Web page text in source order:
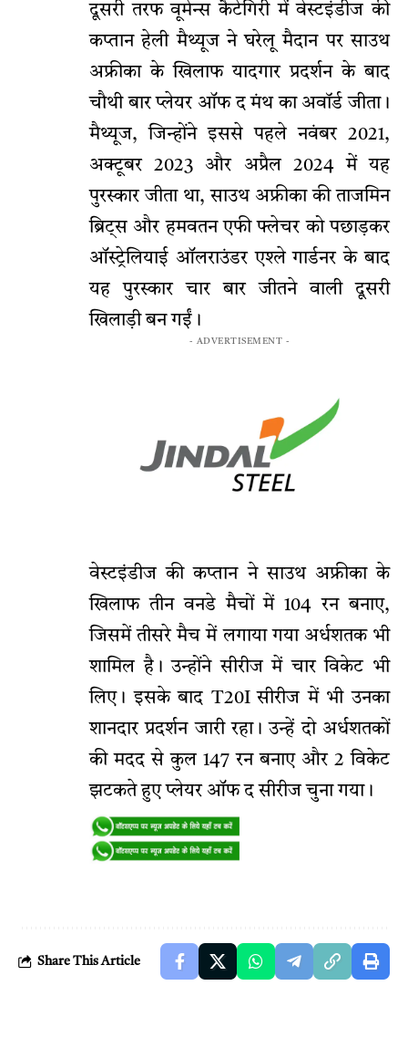
दूसरी तरफ वूमेन्स कैटेगिरी में वेस्टइंडीज की
कप्तान हेली मैथ्यूज ने घरेलू मैदान पर साउथ
अफ्रीका के खिलाफ यादगार प्रदर्शन के बाद
चौथी बार प्लेयर ऑफ द मंथ का अवॉर्ड जीता।
मैथ्यूज, जिन्होंने इससे पहले नवंबर 2021,
अक्टूबर 2023 और अप्रैल 2024 में यह
पुरस्कार जीता था, साउथ अफ्रीका की ताजमिन
ब्रिट्स और हमवतन एफी फ्लेचर को पछाड़कर
ऑस्ट्रेलियाई ऑलराउंडर एश्ले गार्डनर के बाद
यह पुरस्कार चार बार जीतने वाली दूसरी
खिलाड़ी बन गईं।
- ADVERTISEMENT -
वेस्टइंडीज की कप्तान ने साउथ अफ्रीका के
खिलाफ तीन वनडे मैचों में 104 रन बनाए,
जिसमें तीसरे मैच में लगाया गया अर्धशतक भी
शामिल है। उन्होंने सीरीज में चार विकेट भी
लिए। इसके बाद T20I सीरीज में भी उनका
शानदार प्रदर्शन जारी रहा। उन्हें दो अर्धशतकों
की मदद से कुल 147 रन बनाए और 2 विकेट
झटकते हुए प्लेयर ऑफ द सीरीज चुना गया।
Share This Article